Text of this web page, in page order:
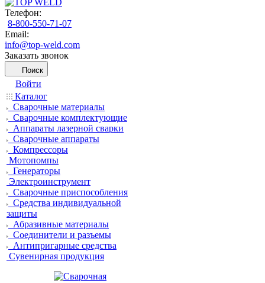
Телефон:
8-800-550-71-07
Email:
info@top-weld.com
Заказать звонок
Поиск
Войти
Каталог
Сварочные материалы
Сварочные комплектующие
Аппараты лазерной сварки
Сварочные аппараты
Компрессоры
Мотопомпы
Генераторы
Электроинструмент
Сварочные приспособления
Средства индивидуальной
защиты
Абразивные материалы
Соединители и разъемы
Антипригарные средства
Сувенирная продукция